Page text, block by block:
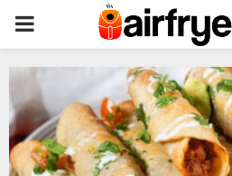
PRIMARY
MENU